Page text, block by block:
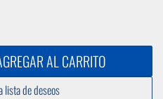
AL CARRITO
lista de deseos